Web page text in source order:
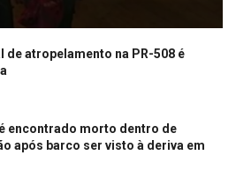
de atropelamento na PR-508 é
encontrado morto dentro de
após barco ser visto à deriva em